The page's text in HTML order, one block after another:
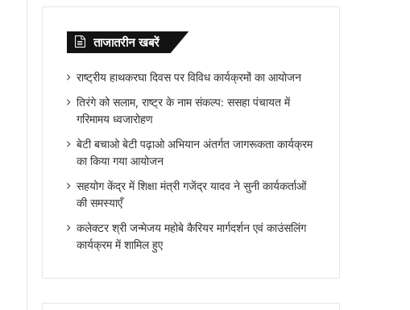
ताजातरीन खबरें
राष्ट्रीय हाथकरघा दिवस पर विविध कार्यक्रमों का आयोजन
तिरंगे को सलाम, राष्ट्र के नाम संकल्प: ससहा पंचायत में
गरिमामय ध्वजारोहण
बेटी बचाओ बेटी पढ़ाओ अभियान अंतर्गत जागरूकता कार्यक्रम
का किया गया आयोजन
सहयोग केंद्र में शिक्षा मंत्री गजेंद्र यादव ने सुनी कार्यकर्ताओं
की समस्याएँ
कलेक्टर श्री जन्मेजय महोबे कैरियर मार्गदर्शन एवं काउंसलिंग
कार्यक्रम में शामिल हुए